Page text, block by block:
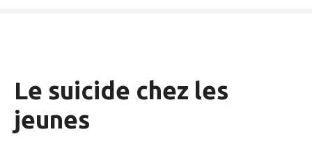
Le suicide chez les
jeunes